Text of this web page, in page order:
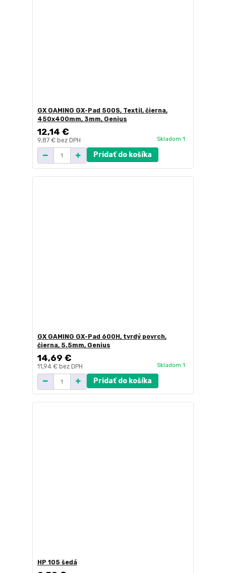
GX GAMING GX-Pad 500S, Textil, čierna,
450x400mm, 3mm, Genius
12,14 €
9,87 € bez DPH Skladom 1
Pridať do košíka
GX GAMING GX-Pad 600H, tvrdý povrch,
čierna, 5.5mm, Genius
14,69 €
11,94 € bez DPH Skladom 1
Pridať do košíka
HP 105 šedá